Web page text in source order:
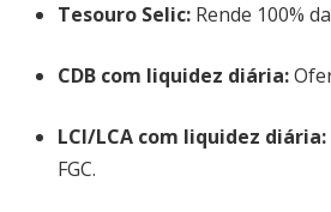
Tesouro Selic: Rende 100%
CDB com liquidez diária:
LCI/LCA com liquidez diária:
FGC.